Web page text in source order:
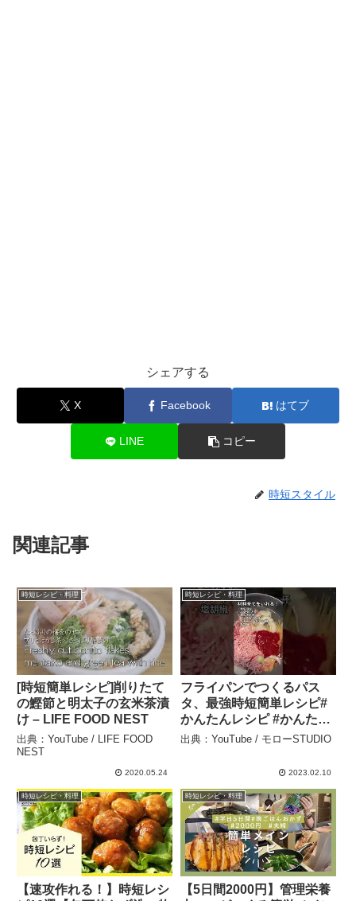
シェアする
X Facebook はてブ
LINE コピー
時短スタイル
関連記事
時短レシピ・料理
[時短簡単レシピ]削りたて
の鰹節と明太子の玄米茶漬
け – LIFE FOOD NEST
出典：YouTube / LIFE FOOD
NEST
2020.05.24
時短レシピ・料理
フライパンでつくるパス
タ、最強時短簡単レシピ#
かんたんレシピ #かんたん
料理 #男飯 #diy #卵 #パス
シピ #ひき肉 #玉ねぎ #ワ
– モローSTUDIO
出典：YouTube / モローSTUDIO
2023.02.10
時短レシピ・料理
【速攻作れる！】時短レシ
時短レシピ・料理
【5日間2000円】管理栄養